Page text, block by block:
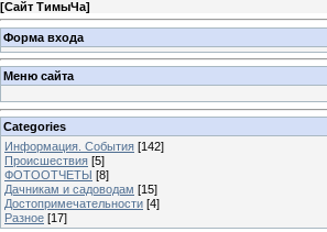
[Сайт ТимыЧа]
Форма входа
Меню сайта
Categories
Информация. События [142]
Происшествия [5]
ФОТООТЧЕТЫ [8]
Дачникам и садоводам [15]
Достопримечательности [4]
Разное [17]